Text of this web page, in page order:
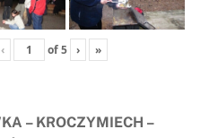
‹ of5 › »
– KROCZYMIECH –